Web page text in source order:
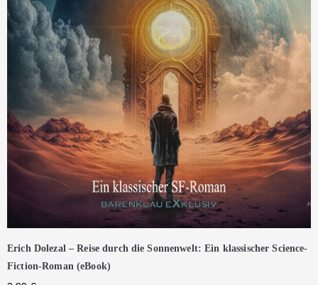
Erich Dolezal – Reise durch die Sonnenwelt: Ein klassischer Science-
Fiction-Roman (eBook)